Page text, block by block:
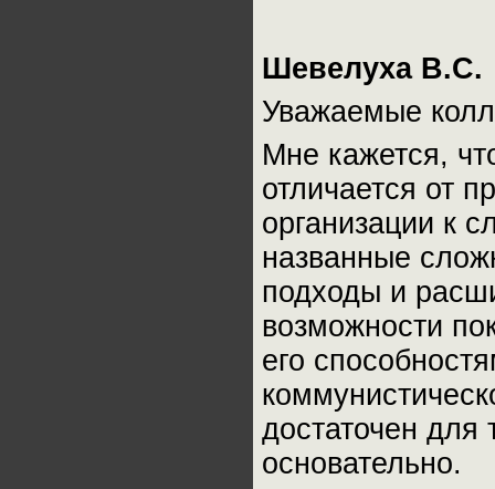
Шевелуха В.С.
Уважаемые
Мне кажется,
отличается от
организации к
названные
подходы и
возможности
его
достаточен для
основательно.